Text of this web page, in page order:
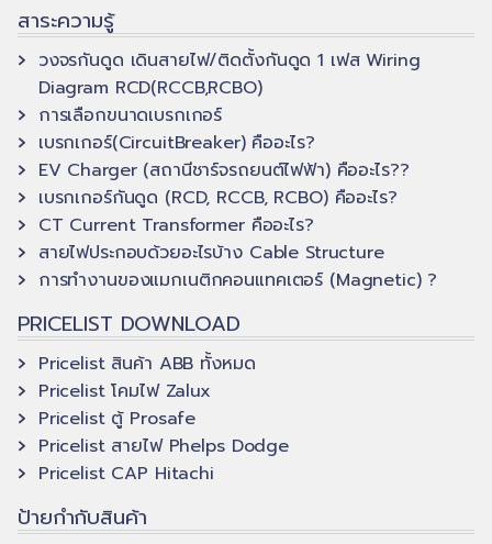
on
the
product
page
on
the
สาระความรู้
วงจรกันดูด เดินสายไฟ/ติดตั้งกันดูด 1 เฟส Wiring
Diagram RCD(RCCB,RCBO)
การเลือกขนาดเบรกเกอร์
เบรกเกอร์(CircuitBreaker) คืออะไร?
EV Charger (สถานีชาร์จรถยนต์ไฟฟ้า) คืออะไร??
เบรกเกอร์กันดูด (RCD, RCCB, RCBO) คืออะไร?
CT Current Transformer คืออะไร?
สายไฟประกอบด้วยอะไรบ้าง Cable Structure
การทำงานของแมกเนติกคอนแทคเตอร์ (Magnetic) ?
PRICELIST DOWNLOAD
Pricelist สินค้า ABB ทั้งหมด
Pricelist โคมไฟ Zalux
Pricelist ตู้ Prosafe
Pricelist สายไฟ Phelps Dodge
Pricelist CAP Hitachi
ป้ายกำกับสินค้า